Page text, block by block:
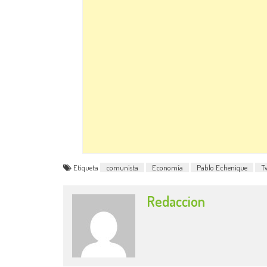
Etiqueta comunista Economía Pablo Echenique
Redaccion